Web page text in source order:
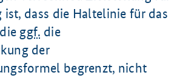
ist, dass die Haltelinie für das
ggf. die
der
begrenzt, nicht